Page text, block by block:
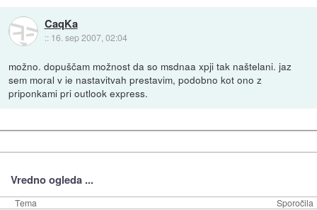
CaqKa
:: 16. sep 2007, 02:04
možno. dopuščam možnost da so msdnaa xpji tak naštelani. jaz
sem moral v ie nastavitvah prestavim, podobno kot ono z
priponkami pri outlook express.
Vredno ogleda ...
Tema Sporočila